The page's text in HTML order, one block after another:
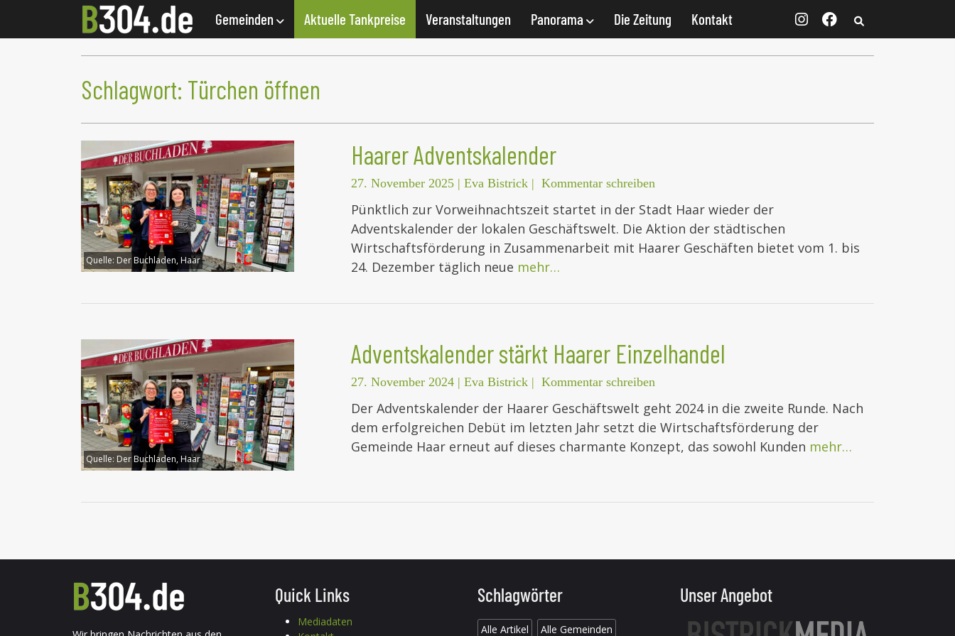
Gemeinden Aktuelle Tankpreise Veranstaltungen Panorama Die Zeitung Kontakt
Schlagwort: Türchen öffnen
Quelle: Der Buchladen, Haar
Haarer Adventskalender
27. November 2025 | Eva Bistrick | Kommentar schreiben
Pünktlich zur Vorweihnachtszeit startet in der Stadt Haar wieder der
Adventskalender der lokalen Geschäftswelt. Die Aktion der städtischen
Wirtschaftsförderung in Zusammenarbeit mit Haarer Geschäften bietet vom 1. bis
24. Dezember täglich neue mehr…
Quelle: Der Buchladen, Haar
Adventskalender stärkt Haarer Einzelhandel
27. November 2024 | Eva Bistrick | Kommentar schreiben
Der Adventskalender der Haarer Geschäftswelt geht 2024 in die zweite Runde. Nach
dem erfolgreichen Debüt im letzten Jahr setzt die Wirtschaftsförderung der
Gemeinde Haar erneut auf dieses charmante Konzept, das sowohl Kunden mehr…
Quick Links
Mediadaten
Schlagwörter
Alle Artikel Alle Gemeinden
Unser Angebot